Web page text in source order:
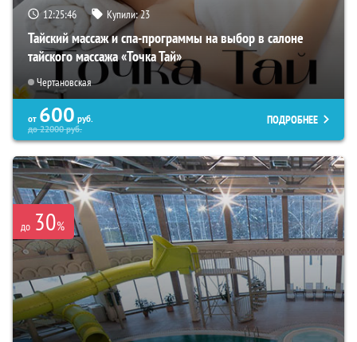
12:25:45 Купили:23
Тайский массаж и спа-программы на выбор в салоне
тайского массажа «Точка Тай»
Чертановская
от 600 руб.
до22000руб.
ПОДРОБНЕЕ
до 30%